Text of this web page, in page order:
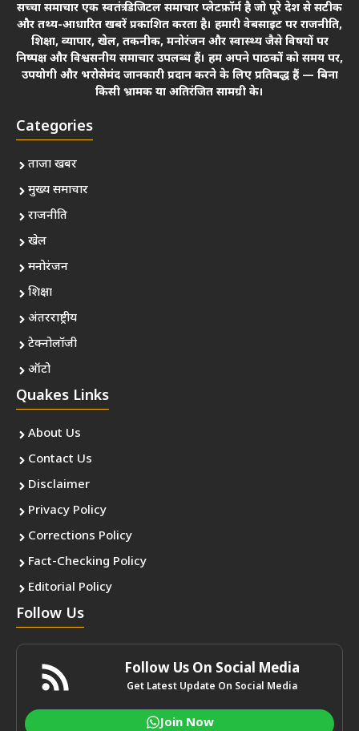
सच्चा समाचार एक स्वतंत्र डिजिटल समाचार प्लेटफ़ॉर्म है जो पूरे देश से सटीक
और तथ्य-आधारित खबरें प्रकाशित करता है। हमारी वेबसाइट पर राजनीति,
शिक्षा, व्यापार, खेल, तकनीक, मनोरंजन और स्वास्थ्य जैसे विषयों पर
निष्पक्ष और विश्वसनीय समाचार उपलब्ध हैं। हम अपने पाठकों को समय पर,
उपयोगी और भरोसेमंद जानकारी प्रदान करने के लिए प्रतिबद्ध हैं — बिना
किसी भ्रामक या अतिरंजित सामग्री के।
Categories
ताजा खबर
मुख्य समाचार
राजनीति
खेल
मनोरंजन
शिक्षा
अंतरराष्ट्रीय
टेक्नोलॉजी
ऑटो
Quakes Links
About Us
Contact Us
Disclaimer
Privacy Policy
Corrections Policy
Fact-Checking Policy
Editorial Policy
Follow Us
Follow Us On Social Media
Get Latest Update On Social Media
Join Now